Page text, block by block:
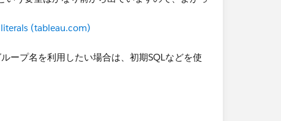
(tableau.com)
ープ名を利用したい場合は、初期SQLなどを使